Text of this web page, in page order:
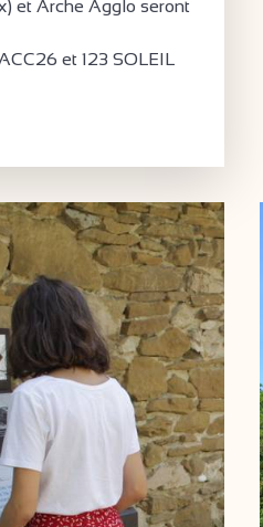
et Arche Agglo seront
et 123 SOLEIL